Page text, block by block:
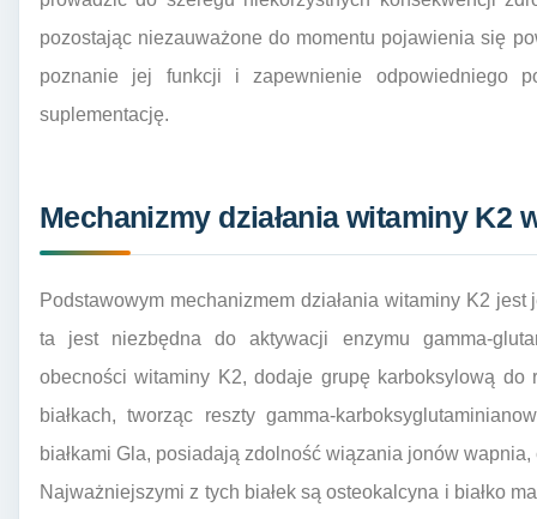
pozostając niezauważone do momentu pojawienia się
poznanie jej funkcji i zapewnienie odpowiedniego
suplementację.
Mechanizmy działania witaminy K2
Podstawowym mechanizmem działania witaminy K2
ta jest niezbędna do aktywacji enzymu gamma-
obecności witaminy K2, dodaje grupę karboksylową do
białkach, tworząc reszty gamma-
białkami Gla, posiadają zdolność wiązania jonów
Najważniejszymi z tych białek są osteokalcyna i białko